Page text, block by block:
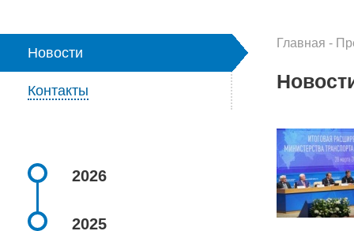
Новости
Контакты
2026
2025
Главная -